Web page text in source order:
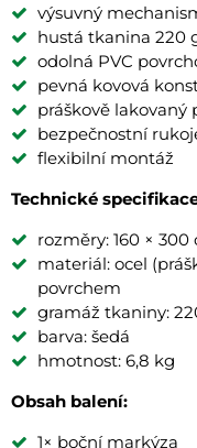
výsuvný
hustá tkanina 220
odolná PVC
pevná kovová
práškově lakovaný
bezpečnostní
flexibilní montáž
Technické
rozměry: 160 × 300
materiál: ocel
povrchem
gramáž tkaniny:
barva: šedá
hmotnost: 6,8 kg
Obsah balení:
1× boční markýza